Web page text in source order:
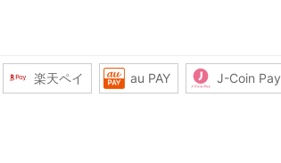
楽天ペイ au PAY J-Coin Pay